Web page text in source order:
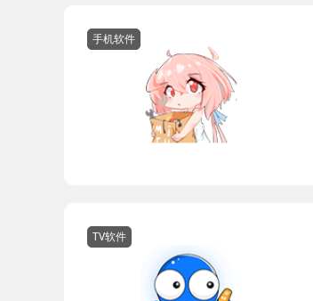
手机软件
TV软件